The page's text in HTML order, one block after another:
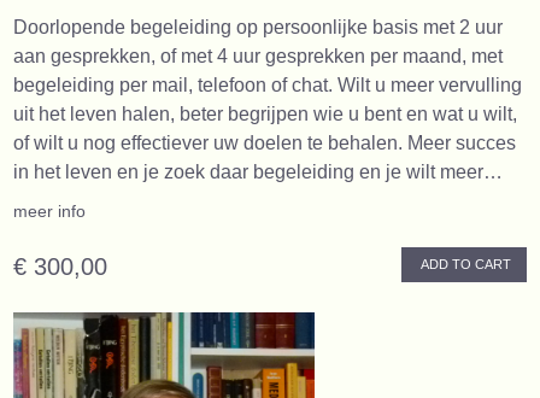
Doorlopende begeleiding op persoonlijke basis met 2 uur
aan gesprekken, of met 4 uur gesprekken per maand, met
begeleiding per mail, telefoon of chat. Wilt u meer vervulling
uit het leven halen, beter begrijpen wie u bent en wat u wilt,
of wilt u nog effectiever uw doelen te behalen. Meer succes
in het leven en je zoek daar begeleiding en je wilt meer…
meer info
€ 300,00 ADD TO CART